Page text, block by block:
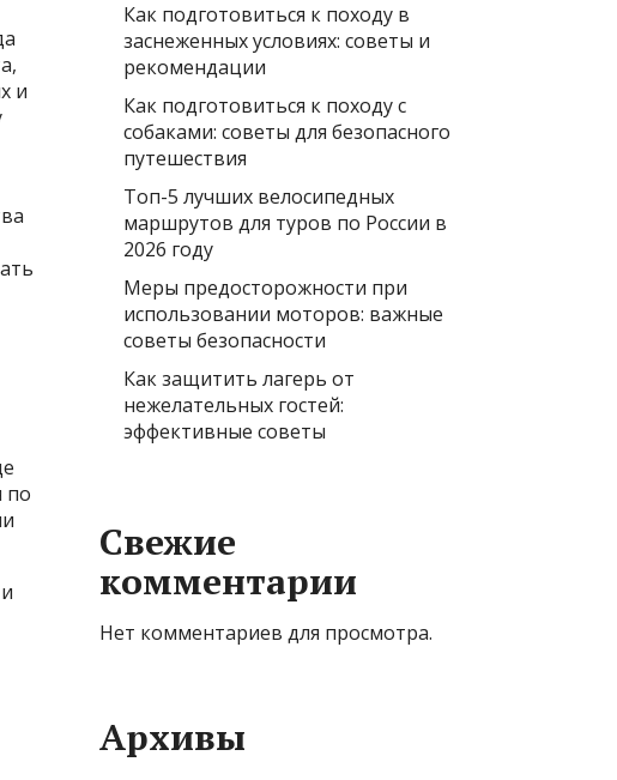
и
по
Как подготовиться к походу в
заснеженных условиях: советы и
рекомендации
Как подготовиться к походу с
собаками: советы для безопасного
путешествия
Топ-5 лучших велосипедных
маршрутов для туров по России в
2026 году
Меры предосторожности при
использовании моторов: важные
советы безопасности
Как защитить лагерь от
нежелательных гостей:
эффективные советы
Свежие
комментарии
Нет комментариев для просмотра.
Архивы